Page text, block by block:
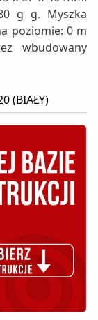
g g. Myszka
poziomie: 0 m
wbudowany
(BIAŁY)